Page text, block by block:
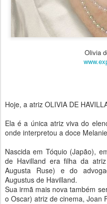
Olivia
Hoje, a atriz OLIVIA DE
Ela é a única atriz viva do
onde interpretou a doce
Nascida em Tóquio (Japão),
de Havilland era filha da
Augusta Ruse) e do
Augustus de Havilland.
Sua irmã mais nova também
o Oscar) atriz de cinema, Joan